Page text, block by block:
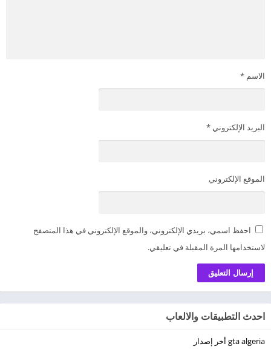
الاسم *
البريد الإلكتروني *
الموقع الإلكتروني
احفظ اسمي، بريدي الإلكتروني، والموقع الإلكتروني في هذا المتصفح
لاستخدامها المرة المقبلة في تعليقي.
احدث التطبيقات والالعاب
gta algeria أخر إصدار